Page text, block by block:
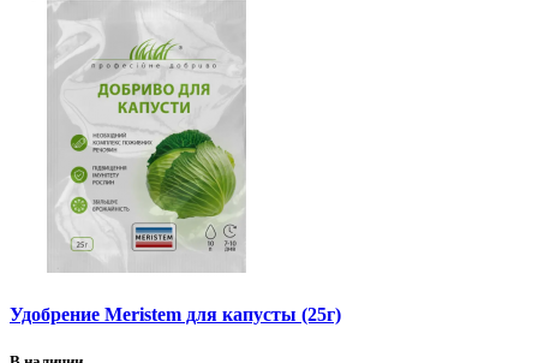
Удобрение Meristem для капусты (25г)